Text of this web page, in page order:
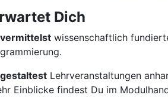
Dich
vermittelst wissenschaftlich
gestaltest Lehrveranstaltungen
Einblicke findest Du im